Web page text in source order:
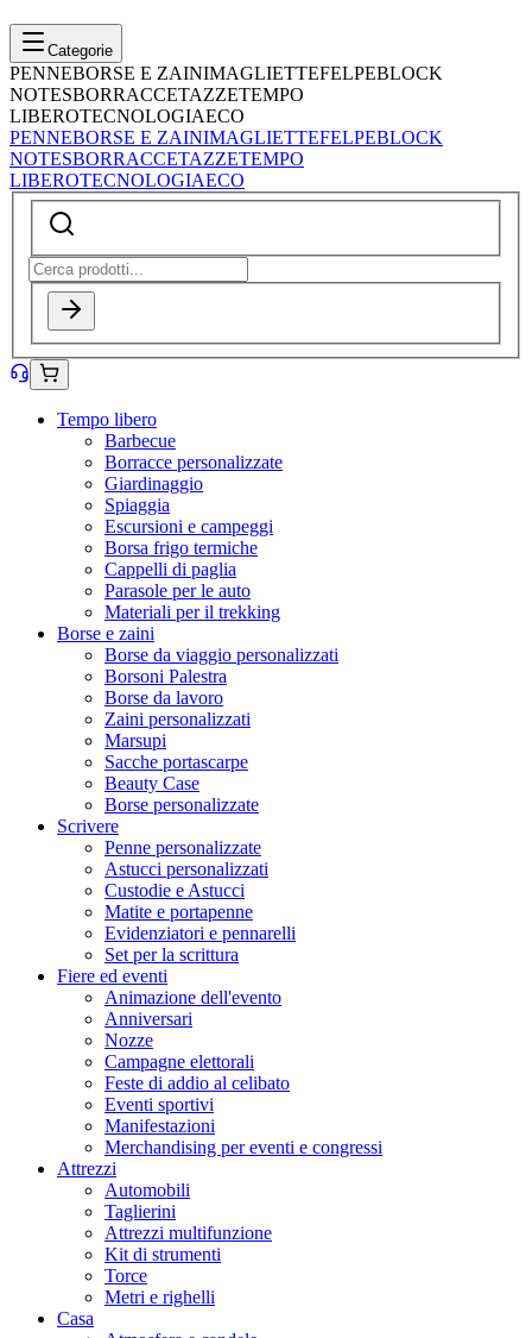
Categorie
PENNEBORSE E ZAINIMAGLIETTEFELPEBLOCK
NOTESBORRACCETAZZETEMPO
LIBEROTECNOLOGIAECO
PENNEBORSE E ZAINIMAGLIETTEFELPEBLOCK
NOTESBORRACCETAZZETEMPO
LIBEROTECNOLOGIAECO
Tempo libero
Barbecue
Borracce personalizzate
Giardinaggio
Spiaggia
Escursioni e campeggi
Borsa frigo termiche
Cappelli di paglia
Parasole per le auto
Materiali per il trekking
Borse e zaini
Borse da viaggio personalizzati
Borsoni Palestra
Borse da lavoro
Zaini personalizzati
Marsupi
Sacche portascarpe
Beauty Case
Borse personalizzate
Scrivere
Penne personalizzate
Astucci personalizzati
Custodie e Astucci
Matite e portapenne
Evidenziatori e pennarelli
Set per la scrittura
Fiere ed eventi
Animazione dell'evento
Anniversari
Nozze
Campagne elettorali
Feste di addio al celibato
Eventi sportivi
Manifestazioni
Merchandising per eventi e congressi
Attrezzi
Automobili
Taglierini
Attrezzi multifunzione
Kit di strumenti
Torce
Metri e righelli
Casa